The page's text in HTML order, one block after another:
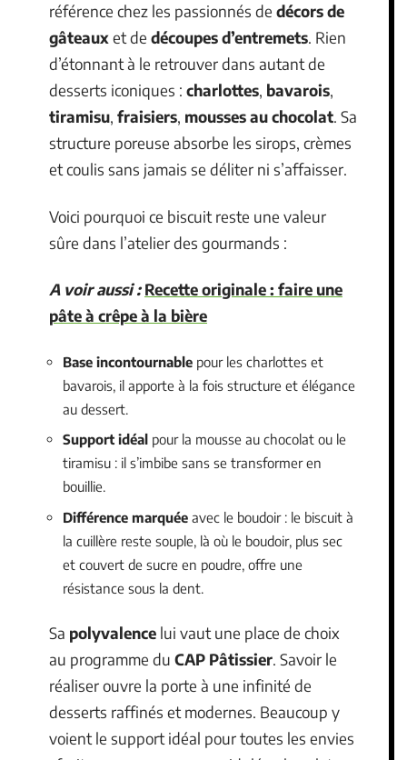
référence chez les passionnés de décors de
gâteauxet de découpes d’entremets. Rien
d’étonnant à le retrouver dans autant de
desserts iconiques : charlottes, bavarois,
tiramisu, fraisiers, mousses au chocolat. Sa
structure poreuse absorbe les sirops, crèmes
et coulis sans jamais se déliter ni s’affaisser.
Voici pourquoi ce biscuit reste une valeur
sûre dans l’atelier des gourmands :
A voir aussi : Recette originale : faire une
pâte à crêpe à la bière
Base incontournable pour les charlottes et
bavarois, il apporte à la fois structure et élégance
au dessert.
Support idéal pour la mousse au chocolat ou le
tiramisu : il s’imbibe sans se transformer en
bouillie.
Différence marquée avec le boudoir : le biscuit à
la cuillère reste souple, là où le boudoir, plus sec
et couvert de sucre en poudre, offre une
résistance sous la dent.
Sa polyvalence lui vaut une place de choix
au programme du CAP Pâtissier. Savoir le
réaliser ouvre la porte à une infinité de
desserts raffinés et modernes. Beaucoup y
voient le support idéal pour toutes les envies